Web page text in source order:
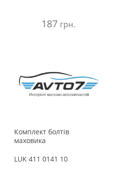
187 грн.
Комплект болтів
маховика
LUK 411 0141 10